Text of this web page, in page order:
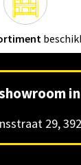
29,